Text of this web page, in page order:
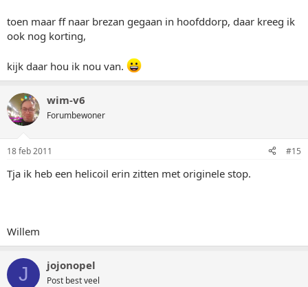
toen maar ff naar brezan gegaan in hoofddorp, daar kreeg ik
ook nog korting,
kijk daar hou ik nou van.
wim-v6
Forumbewoner
18 feb 2011 #15
Tja ik heb een helicoil erin zitten met originele stop.
Willem
J jojonopel
Post best veel